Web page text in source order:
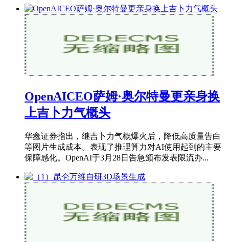
OpenAICEO萨姆·奥尔特曼更亲身换
上吉卜力气概头
华鑫证券指出，继吉卜力气概爆火后，降低高质量告白
等图片生成成本。表现了推理算力对AI使用起到的主要
保障感化。OpenAI于3月28日告急颁布发表限流办...